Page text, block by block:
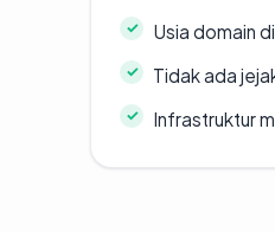
Usia domain
Tidak ada
Infrastruktur